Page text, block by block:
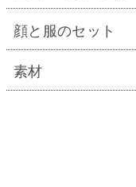
顔と服のセット
素材